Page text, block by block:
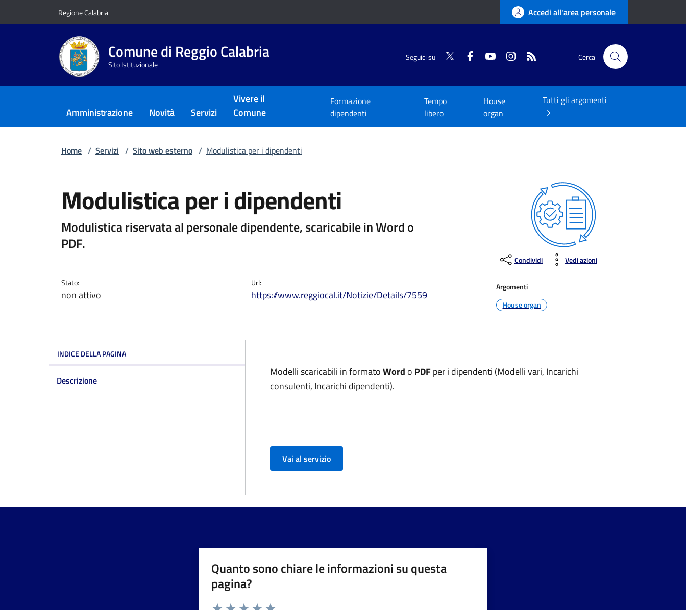
Regione Calabria Accedi all'area personale
Comune di Reggio Calabria
Sito Istituzionale
Seguici su Twitter FacebookYouTubeInstagram Cerca
Amministrazione Novità Servizi
Vivere il
Comune
Formazione
dipendenti
Tempo
libero
House
organ
Tutti gli argomenti
Home / Servizi / Sito web esterno / Modulistica per i dipendenti
Modulistica per i dipendenti
Modulistica riservata al personale dipendente, scaricabile in Word o
PDF.
Stato:
non attivo
Url:
https://www.reggiocal.it/Notizie/Details/7559
Condividi Vedi azioni
Argomenti
House organ
INDICE DELLA PAGINA
Descrizione
Modelli scaricabili in formatoWord o PDFper i dipendenti (Modelli vari, Incarichi
consulenti, Incarichi dipendenti).
Vai al servizio
Quanto sono chiare le informazioni su questa
pagina?
Valuta da 1 a 5 stelle la pagina